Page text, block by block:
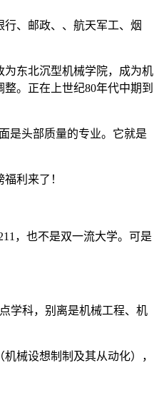
、邮政、、航天军工、烟
东北沉型机械学院，成为机
。正在上世纪80年代中期到
是头部质量的专业。它就是
利来了！
，也不是双一流大学。可是
学科，别离是机械工程、机
械设想制制及其从动化），